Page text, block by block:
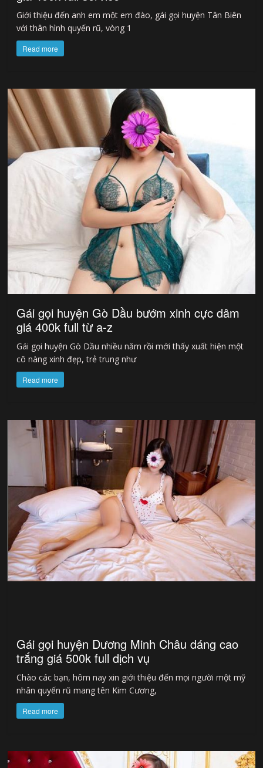
Giới thiệu đến anh em một em đào, gái gọi huyện Tân Biên
với thân hình quyến rũ, vòng 1
Read more
Gái gọi huyện Gò Dầu bướm xinh cực dâm
giá 400k full từ a-z
Gái gọi huyện Gò Dầu nhiều năm rồi mới thấy xuất hiện một
cô nàng xinh đẹp, trẻ trung như
Read more
Gái gọi huyện Dương Minh Châu dáng cao
trắng giá 500k full dịch vụ
Chào các bạn, hôm nay xin giới thiệu đến mọi người một mỹ
nhân quyến rũ mang tên Kim Cương,
Read more